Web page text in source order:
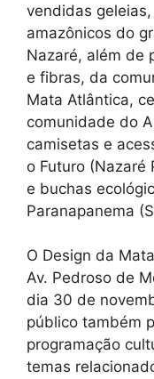
vendidas
amazônicos do
Nazaré, além de
e fibras, da
Mata Atlântica,
comunidade do
camisetas e
o Futuro (Nazaré
e buchas
Paranapanema
O Design da
Av. Pedroso de
dia 30 de
público também
programação
temas